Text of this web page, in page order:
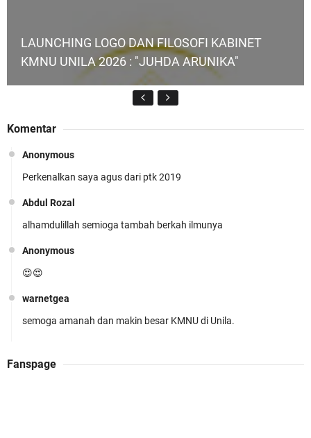
LAUNCHING LOGO DAN FILOSOFI KABINET
KMNU UNILA 2026 : "JUHDA ARUNIKA"
KMNU Unila Kembali Torehkan Prestasi di PMW
!!
Prestasi Membanggakan! Cokro Guruh Santoso
Komentar
Anonymous
Perkenalkan saya agus dari ptk 2019
Abdul Rozal
alhamdulillah semioga tambah berkah ilmunya
Anonymous
😍😍
warnetgea
semoga amanah dan makin besar KMNU di Unila.
Alhamdulillah
Fanspage